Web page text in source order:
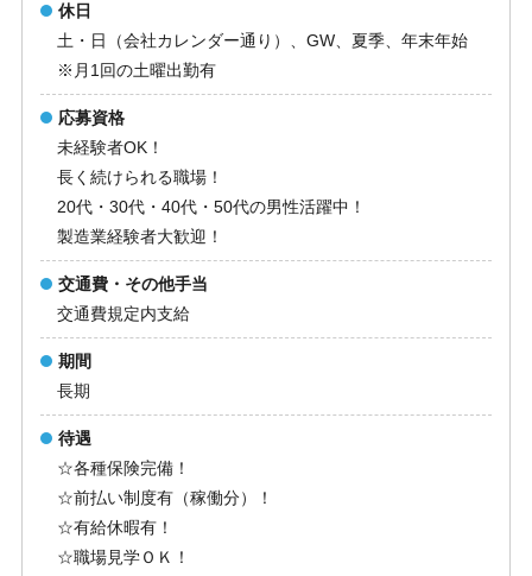
休日
土・日（会社カレンダー通り）、GW、夏季、年末年始
※月1回の土曜出勤有
応募資格
未経験者OK！
長く続けられる職場！
20代・30代・40代・50代の男性活躍中！
製造業経験者大歓迎！
交通費・その他手当
交通費規定内支給
期間
長期
待遇
☆各種保険完備！
☆前払い制度有（稼働分）！
☆有給休暇有！
☆職場見学ＯＫ！